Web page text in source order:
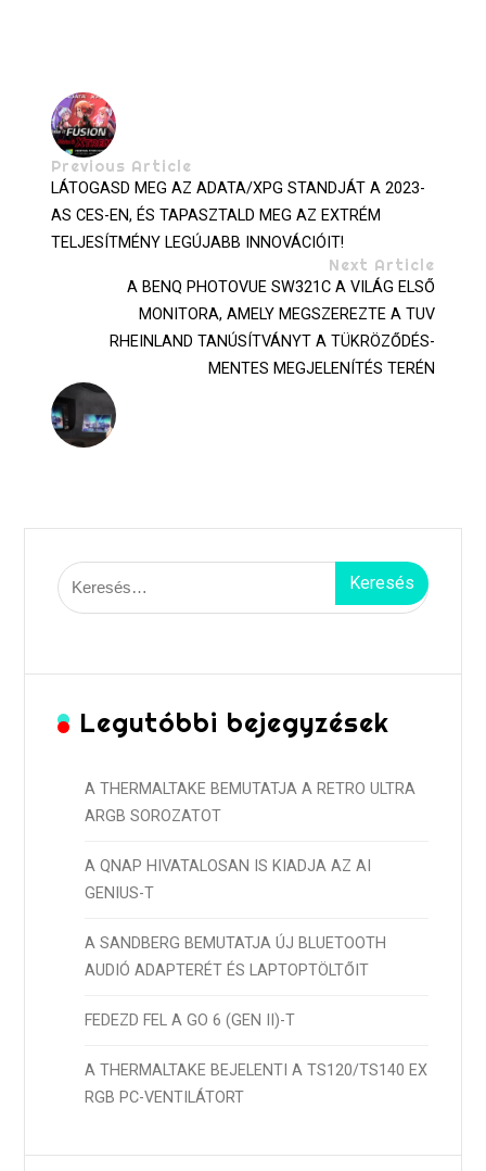
Previous Article
LÁTOGASD MEG AZ ADATA/XPG STANDJÁT A 2023-
AS CES-EN, ÉS TAPASZTALD MEG AZ EXTRÉM
TELJESÍTMÉNY LEGÚJABB INNOVÁCIÓIT!
Next Article
A BENQ PHOTOVUE SW321C A VILÁG ELSŐ
MONITORA, AMELY MEGSZEREZTE A TUV
RHEINLAND TANÚSÍTVÁNYT A TÜKRÖZŐDÉS-
MENTES MEGJELENÍTÉS TERÉN
Keresés:
Legutóbbi bejegyzések
A THERMALTAKE BEMUTATJA A RETRO ULTRA
ARGB SOROZATOT
A QNAP HIVATALOSAN IS KIADJA AZ AI
GENIUS-T
A SANDBERG BEMUTATJA ÚJ BLUETOOTH
AUDIÓ ADAPTERÉT ÉS LAPTOPTÖLTŐIT
FEDEZD FEL A GO 6 (GEN II)-T
A THERMALTAKE BEJELENTI A TS120/TS140 EX
RGB PC-VENTILÁTORT